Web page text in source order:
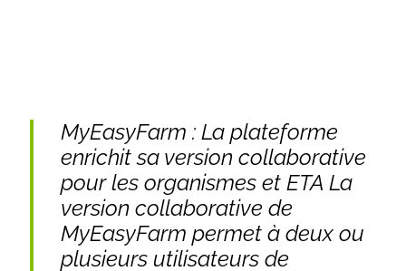
MyEasyFarm : La plateforme
enrichit sa version collaborative
pour les organismes et ETA La
version collaborative de
MyEasyFarm permet à deux ou
plusieurs utilisateurs de